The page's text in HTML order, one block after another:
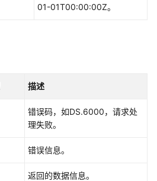
01-01T00:00:00Z。
描述
错误码，如DS.6000，请求处
理失败。
错误信息。
返回的数据信息。